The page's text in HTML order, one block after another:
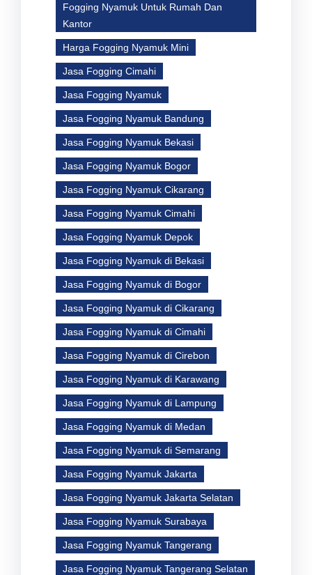
Fogging Nyamuk Untuk Rumah Dan
Kantor
Harga Fogging Nyamuk Mini
Jasa Fogging Cimahi
Jasa Fogging Nyamuk
Jasa Fogging Nyamuk Bandung
Jasa Fogging Nyamuk Bekasi
Jasa Fogging Nyamuk Bogor
Jasa Fogging Nyamuk Cikarang
Jasa Fogging Nyamuk Cimahi
Jasa Fogging Nyamuk Depok
Jasa Fogging Nyamuk di Bekasi
Jasa Fogging Nyamuk di Bogor
Jasa Fogging Nyamuk di Cikarang
Jasa Fogging Nyamuk di Cimahi
Jasa Fogging Nyamuk di Cirebon
Jasa Fogging Nyamuk di Karawang
Jasa Fogging Nyamuk di Lampung
Jasa Fogging Nyamuk di Medan
Jasa Fogging Nyamuk di Semarang
Jasa Fogging Nyamuk Jakarta
Jasa Fogging Nyamuk Jakarta Selatan
Jasa Fogging Nyamuk Surabaya
Jasa Fogging Nyamuk Tangerang
Jasa Fogging Nyamuk Tangerang Selatan